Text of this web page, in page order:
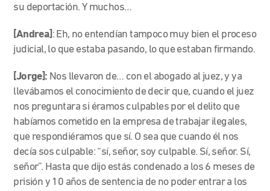
su deportación. Y muchos…
[Andrea] : Eh, no entendían tampoco muy bien el proceso
judicial, lo que estaba pasando, lo que estaban firmando.
[Jorge]: Nos llevaron de… con el abogado al juez, y ya
llevábamos el conocimiento de decir que, cuando el juez
nos preguntara si éramos culpables por el delito que
habíamos cometido en la empresa de trabajar ilegales,
que respondiéramos que sí. O sea que cuando él nos
decía sos culpable: “sí, señor, soy culpable. Sí, señor. Sí,
señor”. Hasta que dijo estás condenado a los 6 meses de
prisión y 10 años de sentencia de no poder entrar a los